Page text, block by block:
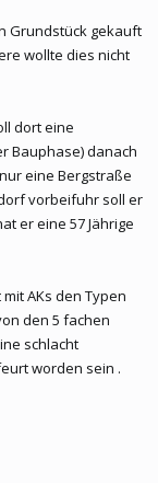
Vergeltung für
Auch der
Dem Sender
im Dorf geben,
Medien zufolge
in der Nacht
Grundstück gekauft
wollte dies nicht
dort eine
Bauphase) danach
eine Bergstraße
vorbeifuhr soll er
er eine 57 Jährige
AKs den Typen
den 5 fachen
schlacht
worden sein .